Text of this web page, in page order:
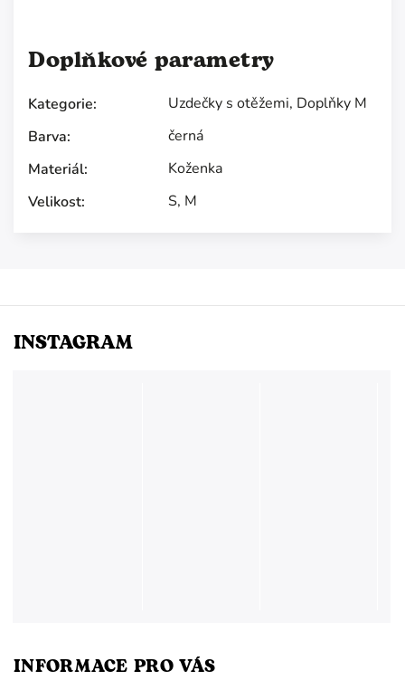
Doplňkové parametry
Kategorie: Uzdečky s otěžemi, Doplňky M
Barva:
černá
Materiál:
Koženka
Velikost: S, M
INSTAGRAM
INFORMACE PRO VÁS